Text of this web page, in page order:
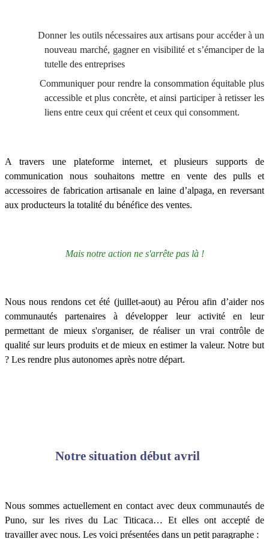
Donner les outils nécessaires aux artisans pour accéder à un
nouveau marché, gagner en visibilité et s’émanciper de la
tutelle des entreprises
Communiquer pour rendre la consommation équitable plus
accessible et plus concrète, et ainsi participer à retisser les
liens entre ceux qui créent et ceux qui consomment.
A travers une plateforme internet, et plusieurs supports de
communication nous souhaitons mettre en vente des pulls et
accessoires de fabrication artisanale en laine d’alpaga, en reversant
aux producteurs la totalité du bénéfice des ventes.
Mais notre action ne s'arrête pas là !
Nous nous rendons cet été (juillet-aout) au Pérou afin d’aider nos
communautés partenaires à développer leur activité en leur
permettant de mieux s'organiser, de réaliser un vrai contrôle de
qualité sur leurs produits et de mieux en estimer la valeur. Notre but
? Les rendre plus autonomes après notre départ.
Notre situation début avril
Nous sommes actuellement en contact avec deux communautés de
Puno, sur les rives du Lac Titicaca… Et elles ont accepté de
travailler avec nous. Les voici présentées dans un petit paragraphe :